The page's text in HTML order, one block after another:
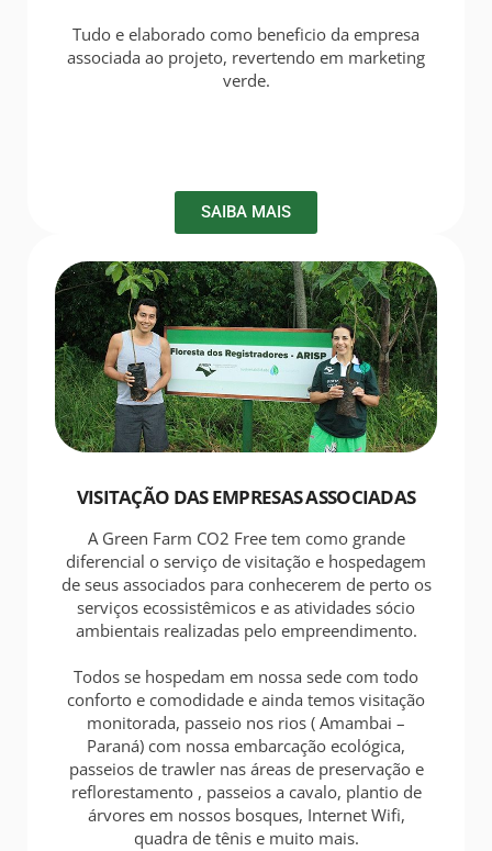
Tudo e elaborado como beneficio da empresa
associada ao projeto, revertendo em marketing
verde.
SAIBA MAIS
VISITAÇÃO DAS EMPRESAS ASSOCIADAS
A Green Farm CO2 Free tem como grande
diferencial o serviço de visitação e hospedagem
de seus associados para conhecerem de perto os
serviços ecossistêmicos e as atividades sócio
ambientais realizadas pelo empreendimento.
Todos se hospedam em nossa sede com todo
conforto e comodidade e ainda temos visitação
monitorada, passeio nos rios ( Amambai –
Paraná) com nossa embarcação ecológica,
passeios de trawler nas áreas de preservação e
reflorestamento , passeios a cavalo, plantio de
árvores em nossos bosques, Internet Wifi,
quadra de tênis e muito mais.